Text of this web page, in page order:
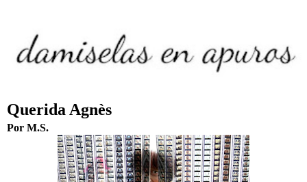
Querida Agnès
Por M.S.